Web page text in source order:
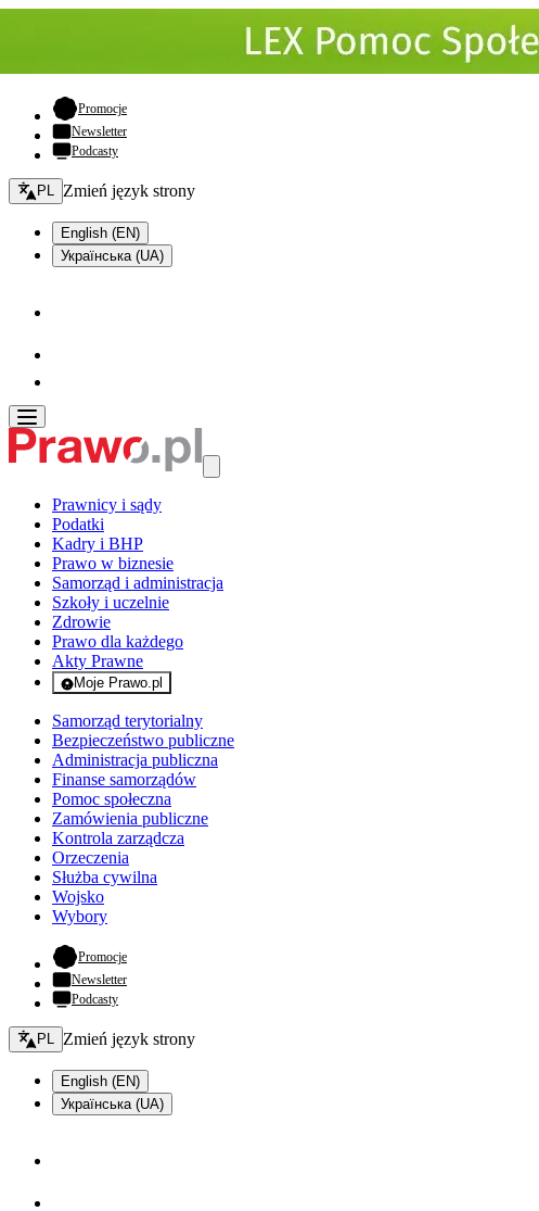
Promocje- otwiera się w nowej karcie
Newsletter
Podcasty
Zmień język - bieżący:
PL Zmień język strony
English (EN)
Українська (UA)
Prawnicy i sądy
Podatki
Kadry i BHP
Prawo w biznesie
Samorząd i administracja
Szkoły i uczelnie
Zdrowie
Prawo dla każdego
Akty Prawne
Moje Prawo.pl
- rejestracja i logowanie do serwisu
Samorząd terytorialny
Bezpieczeństwo publiczne
Administracja publiczna
Finanse samorządów
Pomoc społeczna
Zamówienia publiczne
Kontrola zarządcza
Orzeczenia
Służba cywilna
Wojsko
Wybory
Promocje- otwiera się w nowej karcie
Newsletter
Podcasty
Zmień język - bieżący:
PL Zmień język strony
English (EN)
Українська (UA)